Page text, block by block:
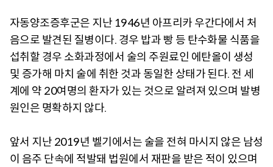
자동양조증후군은 지난 1946년 아프리카 우간다에서 처
음으로 발견된 질병이다. 경우 밥과 빵 등 탄수화물 식품을
섭취할 경우 소화과정에서 술의 주원료인 에탄올이 생성
및 증가해 마치 술에 취한 것과 동일한 상태가 된다. 전 세
계에 약 20여명의 환자가 있는 것으로 알려져 있으며 발병
원인은 명확하지 않다.
앞서 지난 2019년 벨기에서는 술을 전혀 마시지 않은 남성
이 음주 단속에 적발돼 법원에서 재판을 받은 적이 있으며